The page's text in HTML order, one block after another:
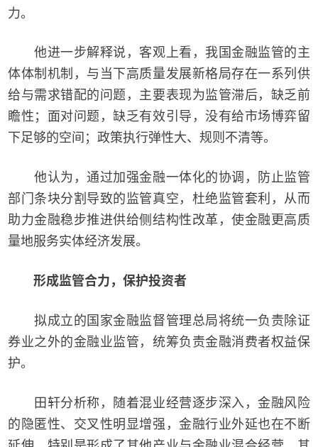
力。
他进一步解释说，客观上看，我国金融监管的主
体体制机制，与当下高质量发展新格局存在一系列供
给与需求错配的问题，主要表现为监管滞后，缺乏前
瞻性；面对问题，缺乏有效引导，没有给市场博弈留
下足够的空间；政策执行弹性大、规则不清等。
他认为，通过加强金融一体化的协调，防止监管
部门条块分割导致的监管真空，杜绝监管套利，从而
助力金融稳步推进供给侧结构性改革，使金融更高质
量地服务实体经济发展。
形成监管合力，保护投资者
拟成立的国家金融监督管理总局将统一负责除证
券业之外的金融业监管，统筹负责金融消费者权益保
护。
田轩分析称，随着混业经营逐步深入，金融风险
的隐匿性、交叉性明显增强，金融行业外延也在不断